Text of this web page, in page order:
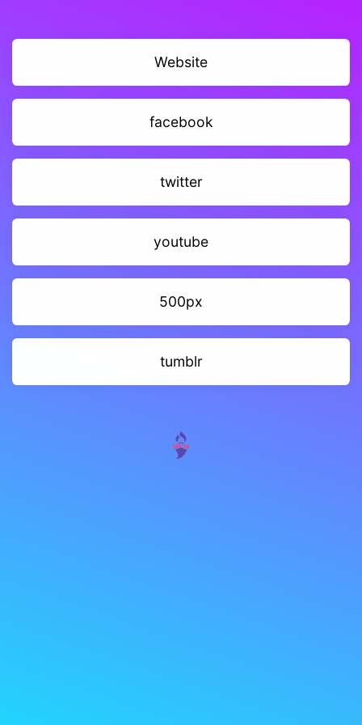
Website
facebook
twitter
youtube
500px
tumblr